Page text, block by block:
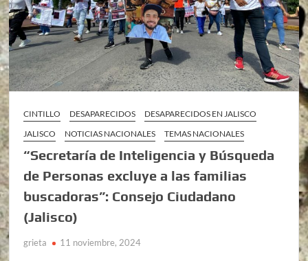
CINTILLO DESAPARECIDOS
DESAPARECIDOS EN JALISCO
JALISCO
NOTICIAS NACIONALES TEMAS NACIONALES
“Secretaría de Inteligencia y Búsqueda
de Personas excluye a las familias
buscadoras”: Consejo Ciudadano
(Jalisco)
grieta 11 noviembre, 2024